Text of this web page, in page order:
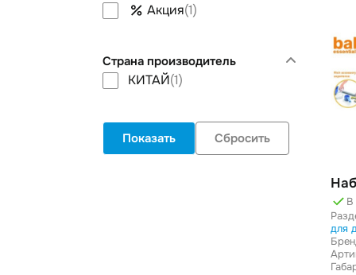
Акция(1)
Страна производитель
КИТАЙ(1)
Сбросить
В
для